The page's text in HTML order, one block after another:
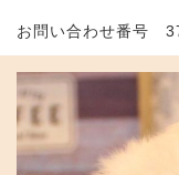
お問い合わせ番号